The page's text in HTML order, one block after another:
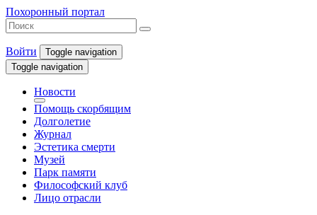
Похоронный портал
Войти
Toggle navigation
Toggle navigation
Новости
Помощь скорбящим
Долголетие
Журнал
Эстетика смерти
Музей
Парк памяти
Философский клуб
Лицо отрасли